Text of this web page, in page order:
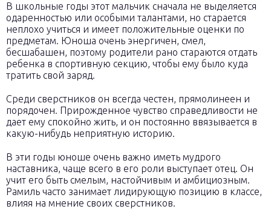
В школьные годы этот мальчик сначала не выделяется
одаренностью или особыми талантами, но старается
неплохо учиться и имеет положительные оценки по
предметам. Юноша очень энергичен, смел,
бесшабашен, поэтому родители рано стараются отдать
ребенка в спортивную секцию, чтобы ему было куда
тратить свой заряд.
Среди сверстников он всегда честен, прямолинеен и
порядочен. Прирожденное чувство справедливости не
дает ему спокойно жить, и он постоянно ввязывается в
какую-нибудь неприятную историю.
В эти годы юноше очень важно иметь мудрого
наставника, чаще всего в его роли выступает отец. Он
учит его быть смелым, настойчивым и амбициозным.
Рамиль часто занимает лидирующую позицию в классе,
влияя на мнение своих сверстников.